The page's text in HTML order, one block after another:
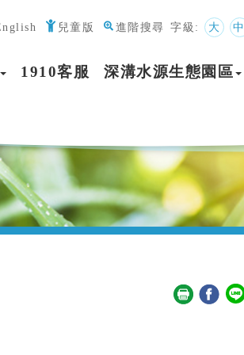
兒童版 進階搜尋 字級: 大 中
1910客服 深溝水源生態園區